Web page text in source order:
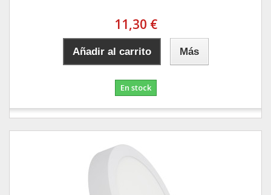
11,30 €
Añadir al carrito Más
En stock